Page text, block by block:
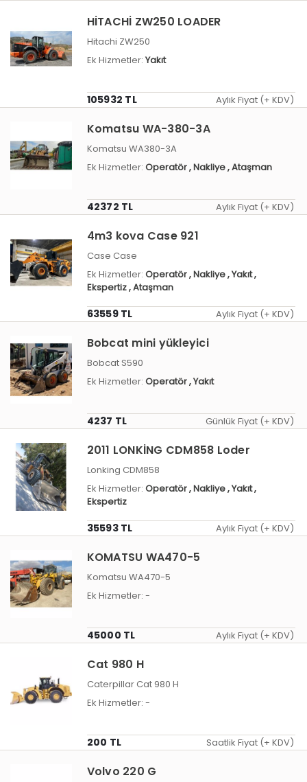
HİTACHİ ZW250 LOADER
Hitachi ZW250
Ek Hizmetler: Yakıt
105932 TL Aylık Fiyat (+ KDV)
Komatsu WA-380-3A
Komatsu WA380-3A
Ek Hizmetler: Operatör, Nakliye, Ataşman
42372 TL Aylık Fiyat (+ KDV)
4m3 kova Case 921
Case Case
Ek Hizmetler: Operatör, Nakliye, Yakıt,
Ekspertiz, Ataşman
63559 TL Aylık Fiyat (+ KDV)
Bobcat mini yükleyici
Bobcat S590
Ek Hizmetler: Operatör, Yakıt
4237 TL Günlük Fiyat (+ KDV)
2011 LONKİNG CDM858 Loder
Lonking CDM858
Ek Hizmetler: Operatör, Nakliye, Yakıt,
Ekspertiz
35593 TL Aylık Fiyat (+ KDV)
KOMATSU WA470-5
Komatsu WA470-5
Ek Hizmetler: -
45000 TL Aylık Fiyat (+ KDV)
Cat 980 H
Caterpillar Cat 980 H
Ek Hizmetler: -
200 TL Saatlik Fiyat (+ KDV)
Volvo 220 G